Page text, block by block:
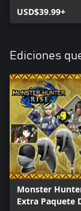
USD$39.99+
Ediciones
Monster
Extra Paquete